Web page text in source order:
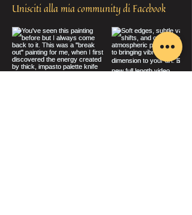
Unisciti alla mia community di Facebook